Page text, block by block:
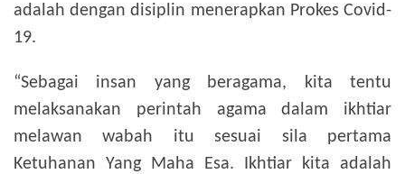
adalah dengan disiplin menerapkan Prokes Covid-
19.
“Sebagai insan yang beragama, kita tentu
melaksanakan perintah agama dalam ikhtiar
melawan wabah itu sesuai sila pertama
Ketuhanan Yang Maha Esa. Ikhtiar kita adalah